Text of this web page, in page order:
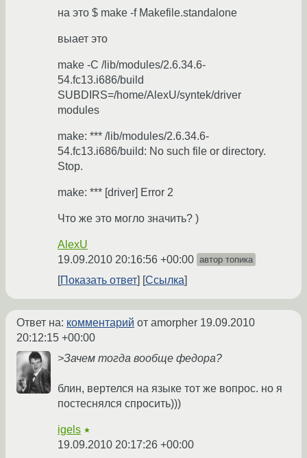
на это $ make -f Makefile.standalone
выает это
make -C /lib/modules/2.6.34.6-
54.fc13.i686/build
SUBDIRS=/home/AlexU/syntek/driver
modules
make: *** /lib/modules/2.6.34.6-
54.fc13.i686/build: No such file or directory.
Stop.
make: *** [driver] Error 2
Что же это могло значить? )
AlexU
19.09.2010 20:16:56 +00:00 автор топика
Показать ответ Ссылка
Ответ на: комментарий от amorpher 19.09.2010
20:12:15 +00:00
>Зачем тогда вообще федора?
блин, вертелся на языке тот же вопрос. но я
постеснялся спросить)))
igels ★
19.09.2010 20:17:26 +00:00